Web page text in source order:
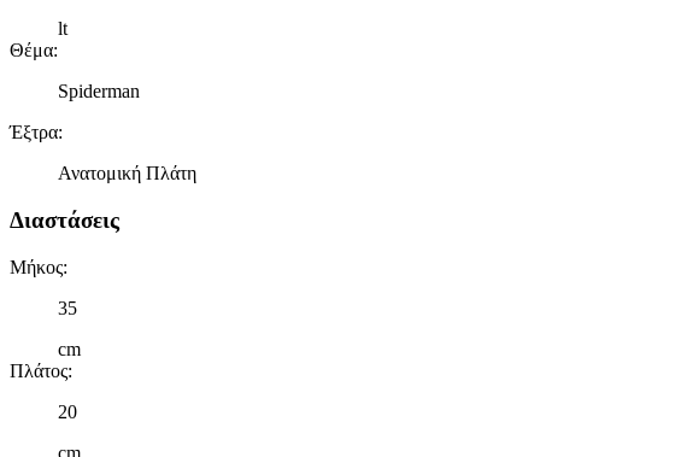
lt
Θέμα:
Spiderman
Έξτρα:
Ανατομική Πλάτη
Διαστάσεις
Μήκος:
35
cm
Πλάτος:
20
cm